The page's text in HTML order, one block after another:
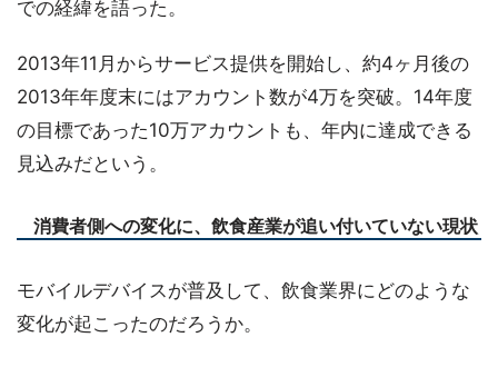
での経緯を語った。
2013年11月からサービス提供を開始し、約4ヶ月後の
2013年年度末にはアカウント数が4万を突破。14年度
の目標であった10万アカウントも、年内に達成できる
見込みだという。
消費者側への変化に、飲食産業が追い付いていない現状
モバイルデバイスが普及して、飲食業界にどのような
変化が起こったのだろうか。